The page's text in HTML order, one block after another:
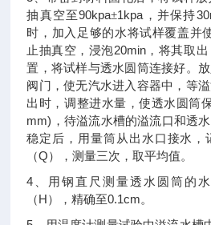
抽真空至90kpa±1kpa ，并保持
时，加入足够的水将试样覆盖并
止抽真空，浸泡20min，将其取
置，将试样与透水圆筒连接好。
阀门，使无汽水进入容器中，等
出时，调整进水量，使透水圆筒
mm) ，待溢流水槽的溢流口和透
稳定后，用量筒从出水口接水，
（Q），测量三次，取平均值。
4 、用钢直尺测量透水圆筒的
（H），精确至0.1cm。